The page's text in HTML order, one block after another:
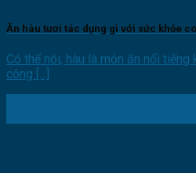
Ăn hàu tươi tác dụng gì với sức khỏe
Có thể nói, hàu là món ăn nổi
công [...]